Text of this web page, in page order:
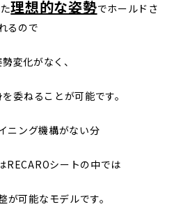
理想的な姿勢でホールドさ
るので
変化がなく、
委ねることが可能です。
ニング機構がない分
RECAROシートの中では
が可能なモデルです。